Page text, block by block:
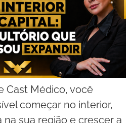
Cast Médico, você
começar no interior,
sua região e crescer a